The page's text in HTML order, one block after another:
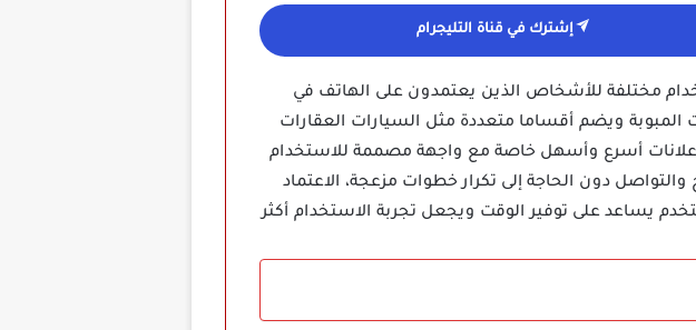
إشترك في قناة التليجرام
مختلفة للأشخاص الذين يعتمدون على الهاتف في
ويضم أقساما متعددة مثل السيارات العقارات
أسرع وأسهل خاصة مع واجهة مصممة للاستخدام
دون الحاجة إلى تكرار خطوات مزعجة، الاعتماد
يساعد على توفير الوقت ويجعل تجربة الاستخدام أكثر